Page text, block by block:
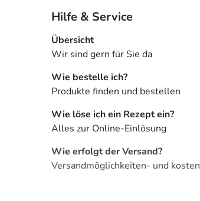
Hilfe & Service
Übersicht
Wir sind gern für Sie da
Wie bestelle ich?
Produkte finden und bestellen
Wie löse ich ein Rezept ein?
Alles zur Online-Einlösung
Wie erfolgt der Versand?
Versandmöglichkeiten- und kosten